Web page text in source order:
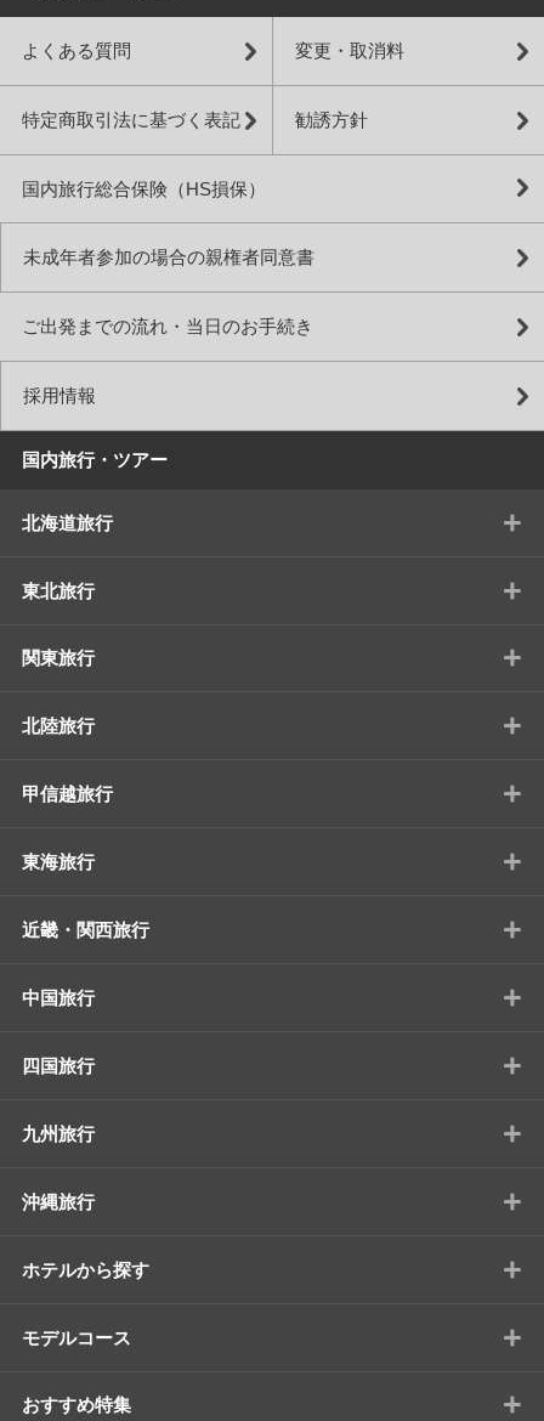
よくある質問 変更・取消料
特定商取引法に基づく表記 勧誘方針
国内旅行総合保険（HS損保）
未成年者参加の場合の親権者同意書
ご出発までの流れ・当日のお手続き
採用情報
国内旅行・ツアー
北海道旅行 +
東北旅行 +
関東旅行 +
北陸旅行 +
甲信越旅行 +
東海旅行 +
近畿・関西旅行 +
中国旅行 +
四国旅行 +
九州旅行 +
沖縄旅行 +
ホテルから探す +
モデルコース +
おすすめ特集 +